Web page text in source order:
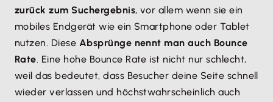
zurück zum Suchergebnis, vor allem wenn sie ein
mobiles Endgerät wie ein Smartphone oder Tablet
nutzen. Diese Absprünge nennt man auch Bounce
Rate. Eine hohe Bounce Rate ist nicht nur schlecht,
weil das bedeutet, dass Besucher deine Seite schnell
wieder verlassen und höchstwahrscheinlich auch